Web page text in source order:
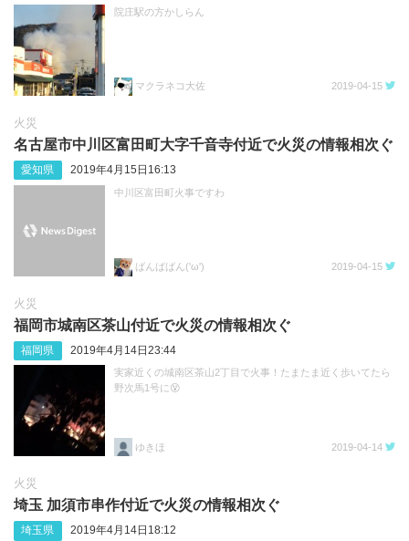
院庄駅の方かしらん
マクラネコ大佐 2019-04-15
火災
名古屋市中川区富田町大字千音寺付近で火災の情報相次ぐ
愛知県 2019年4月15日16:13
中川区富田町火事ですわ
ばんばばん('ω') 2019-04-15
火災
福岡市城南区茶山付近で火災の情報相次ぐ
福岡県 2019年4月14日23:44
実家近くの城南区茶山2丁目で火事！たまたま近く歩いてたら
野次馬1号に😵
ゆきほ 2019-04-14
火災
埼玉 加須市串作付近で火災の情報相次ぐ
埼玉県 2019年4月14日18:12